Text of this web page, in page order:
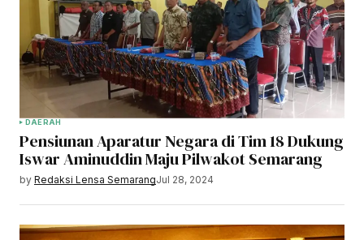
DAERAH
Pensiunan Aparatur Negara di Tim 18 Dukung
Iswar Aminuddin Maju Pilwakot Semarang
by Redaksi Lensa SemarangJul 28, 2024